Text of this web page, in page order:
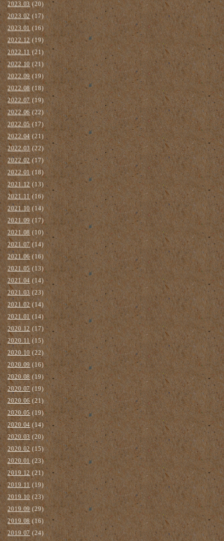
2023.03 (20)
2023.02(17)
2023.01(16)
2022.12(19)
2022.11 (21)
2022.10(21)
2022.09 (19)
2022.08 (18)
2022.07(19)
2022.06(22)
2022.05 (17)
2022.04(21)
2022.03(22)
2022.02(17)
2022.01 (18)
2021.12(13)
2021.11(16)
2021.10(14)
2021.09 (17)
2021.08(10)
2021.07(14)
2021.06(16)
2021.05 (13)
2021.04(14)
2021.03(23)
2021.02(14)
2021.01 (14)
2020.12(17)
2020.11 (15)
2020.10(22)
2020.09 (16)
2020.08(19)
2020.07(19)
2020.06(21)
2020.05 (19)
2020.04(14)
2020.03(20)
2020.02(15)
2020.01 (23)
2019.12(21)
2019.11(19)
2019.10(23)
2019.09(29)
2019.08(16)
2019.07(24)